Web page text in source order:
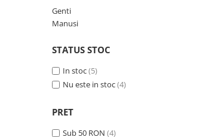
Tricouri si topuri
Costume de baie
Genti
Manusi
STATUS STOC
In stoc(5)
Nu este in stoc(4)
PRET
Sub 50 RON (4)